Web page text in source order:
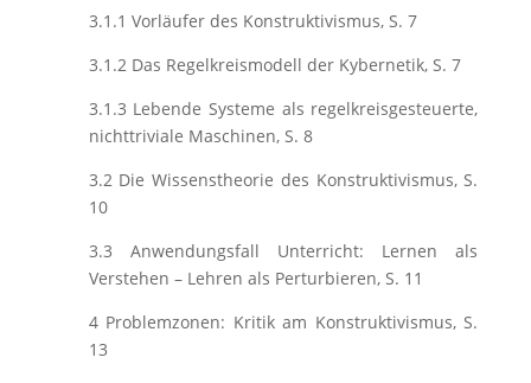
3.1.1 Vorläufer des Konstruktivismus, S. 7
3.1.2 Das Regelkreismodell der Kybernetik, S. 7
3.1.3 Lebende Systeme als regelkreisgesteuerte,
nichttriviale Maschinen, S. 8
3.2 Die Wissenstheorie des Konstruktivismus, S.
10
3.3 Anwendungsfall Unterricht: Lernen als
Verstehen – Lehren als Perturbieren, S. 11
4 Problemzonen: Kritik am Konstruktivismus, S.
13